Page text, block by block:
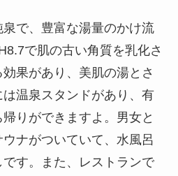
で、豊富な湯量のかけ流
で肌の古い角質を乳化さ
果があり、美肌の湯とさ
温泉スタンドがあり、有
りができますよ。男女と
ナがついていて、水風呂
す。また、レストランで